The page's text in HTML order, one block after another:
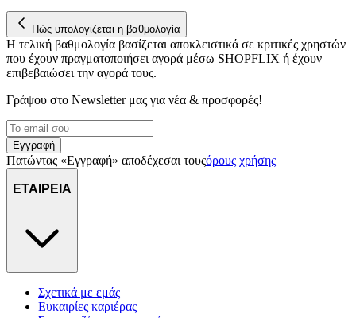
Πώς υπολογίζεται η βαθμολογία
Η τελική βαθμολογία βασίζεται αποκλειστικά σε κριτικές χρηστών
που έχουν πραγματοποιήσει αγορά μέσω SHOPFLIX ή έχουν
επιβεβαιώσει την αγορά τους.
Γράψου στο Νewsletter μας για νέα & προσφορές!
Εγγραφή
Πατώντας «Εγγραφή» αποδέχεσαι τουςόρους χρήσης
ΕΤΑΙΡΕΙΑ
Σχετικά με εμάς
Ευκαιρίες καριέρας